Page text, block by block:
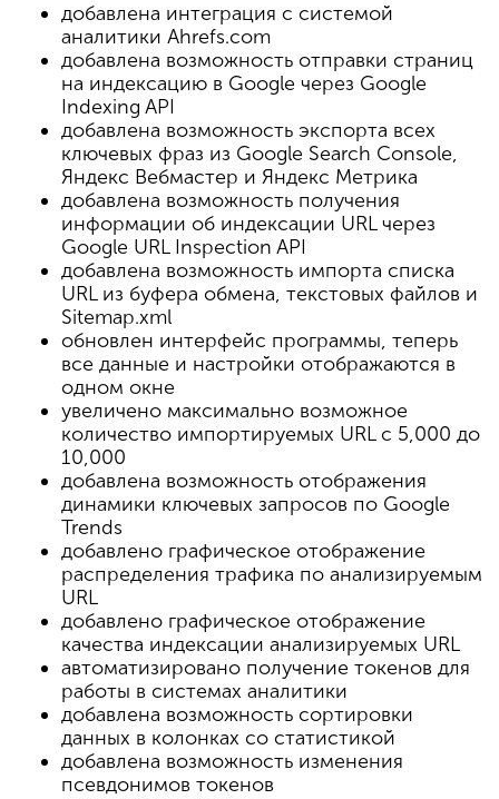
добавлена интеграция с системой
аналитики Ahrefs.com
добавлена возможность отправки страниц
на индексацию в Google через Google
Indexing API
добавлена возможность экспорта всех
ключевых фраз из Google Search Console,
Яндекс Вебмастер и Яндекс Метрика
добавлена возможность получения
информации об индексации URL через
Google URL Inspection API
добавлена возможность импорта списка
URL из буфера обмена, текстовых файлов и
Sitemap.xml
обновлен интерфейс программы, теперь
все данные и настройки отображаются в
одном окне
увеличено максимально возможное
количество импортируемых URL с 5,000 до
10,000
добавлена возможность отображения
динамики ключевых запросов по Google
Trends
добавлено графическое отображение
распределения трафика по анализируемым
URL
добавлено графическое отображение
качества индексации анализируемых URL
автоматизировано получение токенов для
работы в системах аналитики
добавлена возможность сортировки
данных в колонках со статистикой
добавлена возможность изменения
псевдонимов токенов